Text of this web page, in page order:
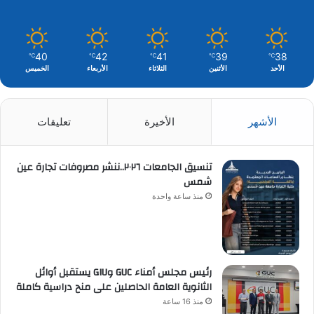
38
℃
الأحد
39
℃
الأثنين
41
℃
الثلاثاء
42
℃
الأربعاء
40
℃
الخميس
الأشهر الأخيرة تعليقات
تنسيق الجامعات ٢٠٢٦..ننشر مصروفات تجارة عين
شمس
منذ ساعة واحدة
رئيس مجلس أمناء GUC وGIU يستقبل أوائل
الثانوية العامة الحاصلين على منح دراسية كاملة
منذ 16 ساعة